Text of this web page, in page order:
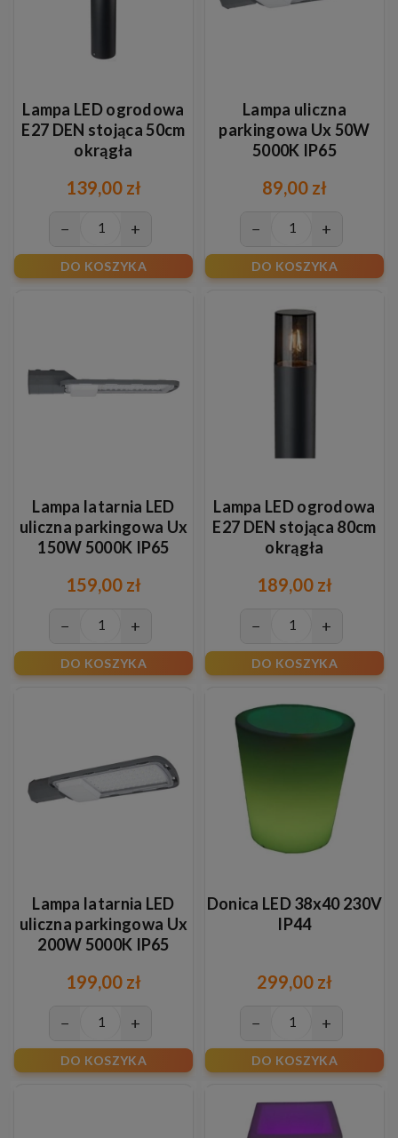
Lampa LED ogrodowa
E27 DEN stojąca 50cm
okrągła
139,00 zł
− +
DO KOSZYKA
Lampa uliczna
parkingowa Ux 50W
5000K IP65
89,00 zł
− +
DO KOSZYKA
Lampa latarnia LED
uliczna parkingowa Ux
150W 5000K IP65
159,00 zł
− +
DO KOSZYKA
Lampa LED ogrodowa
E27 DEN stojąca 80cm
okrągła
189,00 zł
− +
DO KOSZYKA
Lampa latarnia LED
uliczna parkingowa Ux
200W 5000K IP65
199,00 zł
− +
DO KOSZYKA
Donica LED 38x40 230V
IP44
299,00 zł
− +
DO KOSZYKA